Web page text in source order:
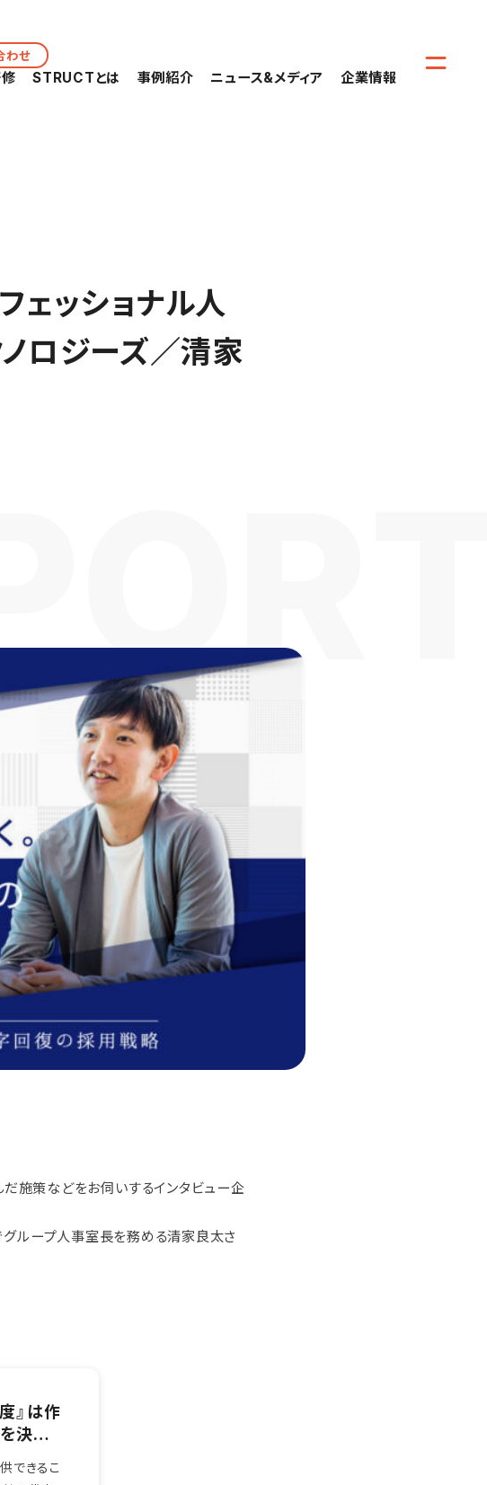
STRUCTとは 事例紹介 ニュース&メディア 企業情報
わせ
ェッショナル人
ロジーズ／清家
施策などをお伺いするインタビュー企
ループ人事室長を務める清家良太さ